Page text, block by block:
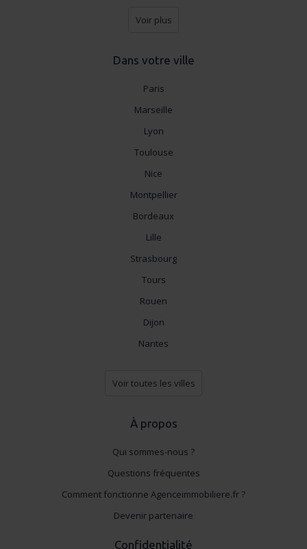
Voir plus
Dans votre ville
Paris
Marseille
Lyon
Toulouse
Nice
Montpellier
Bordeaux
Lille
Strasbourg
Tours
Rouen
Dijon
Nantes
Voir toutes les villes
À propos
Qui sommes-nous ?
Questions fréquentes
Comment fonctionne Agenceimmobiliere.fr ?
Devenir partenaire
Confidentialité